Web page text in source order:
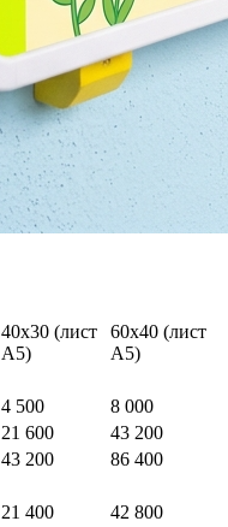
40х30 (лист
А5)
60х40 (лист
А5)
4 500
8 000
21 600
43 200
43 200
86 400
21 400
42 800